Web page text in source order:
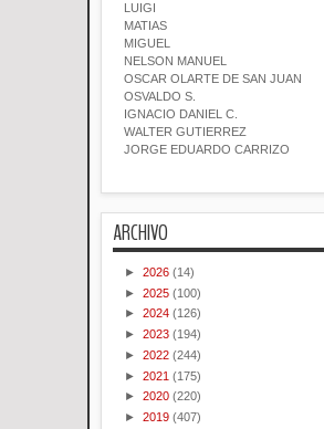
LUIGI
MATIAS
MIGUEL
NELSON MANUEL
OSCAR OLARTE DE SAN JUAN
OSVALDO S.
IGNACIO DANIEL C.
WALTER GUTIERREZ
JORGE EDUARDO CARRIZO
ARCHIVO
► 2026 (14)
► 2025 (100)
► 2024 (126)
► 2023 (194)
► 2022 (244)
► 2021 (175)
► 2020 (220)
► 2019 (407)